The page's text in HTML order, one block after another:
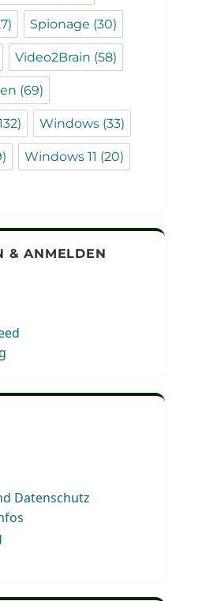
Spionage (30)
Video2Brain (58)
(69)
Windows (33)
Windows 11 (20)
& ANMELDEN
Datenschutz